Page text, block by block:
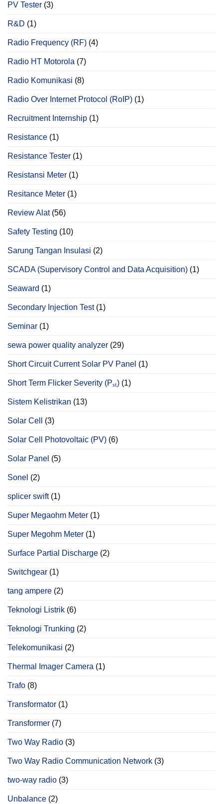
PV Tester (3)
R&D (1)
Radio Frequency (RF) (4)
Radio HT Motorola (7)
Radio Komunikasi (8)
Radio Over Internet Protocol (RoIP) (1)
Recruitment Internship (1)
Resistance (1)
Resistance Tester (1)
Resistansi Meter (1)
Resitance Meter (1)
Review Alat(56)
Safety Testing (10)
Sarung Tangan Insulasi (2)
SCADA (Supervisory Control and Data Acquisition) (1)
Seaward (1)
Secondary Injection Test(1)
Seminar (1)
sewa power quality analyzer (29)
Short Circuit Current Solar PV Panel (1)
Short Term Flicker Severity (Pₛₜ) (1)
Sistem Kelistrikan (13)
Solar Cell (3)
Solar Cell Photovoltaic (PV) (6)
Solar Panel (5)
Sonel (2)
splicer swift(1)
Super Megaohm Meter (1)
Super Megohm Meter (1)
Surface Partial Discharge (2)
Switchgear (1)
tang ampere (2)
Teknologi Listrik (6)
Teknologi Trunking (2)
Telekomunikasi (2)
Thermal Imager Camera (1)
Trafo (8)
Transformator (1)
Transformer (7)
Two Way Radio (3)
Two Way Radio Communication Network (3)
two-way radio (3)
Unbalance (2)